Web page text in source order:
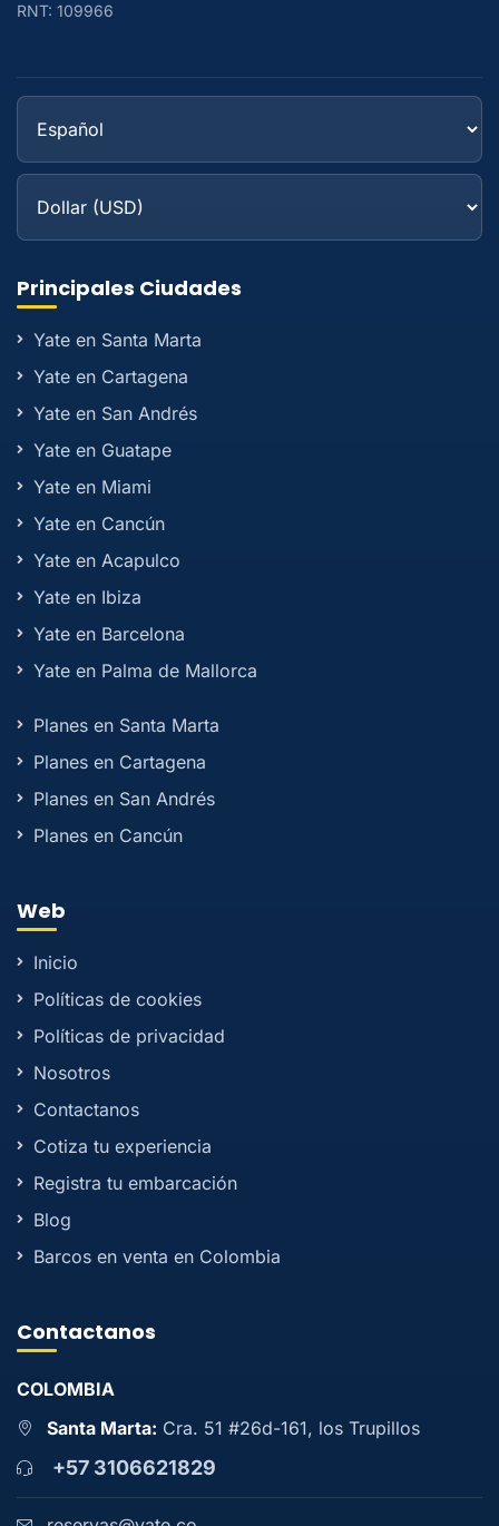
RNT: 109966
Principales Ciudades
Yate en Santa Marta
Yate en Cartagena
Yate en San Andrés
Yate en Guatape
Yate en Miami
Yate en Cancún
Yate en Acapulco
Yate en Ibiza
Yate en Barcelona
Yate en Palma de Mallorca
Planes en Santa Marta
Planes en Cartagena
Planes en San Andrés
Planes en Cancún
Web
Inicio
Políticas de cookies
Políticas de privacidad
Nosotros
Contactanos
Cotiza tu experiencia
Registra tu embarcación
Blog
Barcos en venta en Colombia
Contactanos
COLOMBIA
Santa Marta: Cra. 51 #26d-161, los Trupillos
+57 3106621829